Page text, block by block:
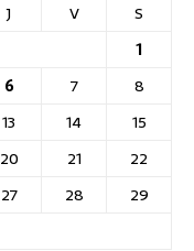
J V
S
1
6 7
8
13 14
15
20 21
22
27 28
29